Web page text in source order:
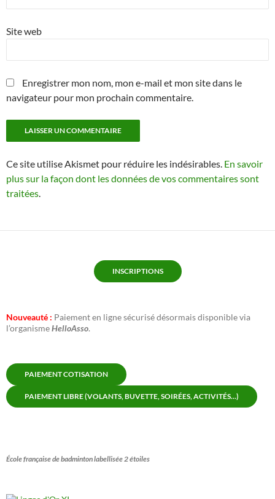
Site web
Enregistrer mon nom, mon e-mail et mon site dans le
navigateur pour mon prochain commentaire.
Ce site utilise Akismet pour réduire les indésirables. En savoir
plus sur la façon dont les données de vos commentaires sont
traitées.
INSCRIPTIONS
Nouveauté : Paiement en ligne sécurisé désormais disponible via
l’organismeHelloAsso.
PAIEMENT COTISATION
PAIEMENT LIBRE (VOLANTS, BUVETTE, SOIRÉES, ACTIVITÉS...)
École française de badminton labellisée 2 étoiles